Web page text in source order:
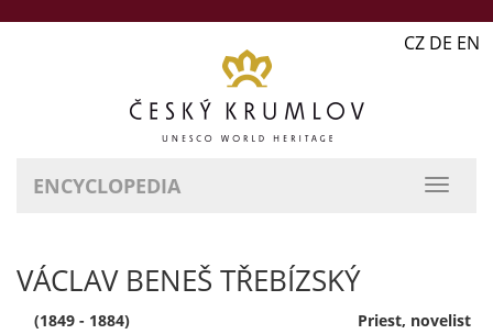
CZ DE EN
ENCYCLOPEDIA
VÁCLAV BENEŠ TŘEBÍZSKÝ
(1849 - 1884) Priest, novelist